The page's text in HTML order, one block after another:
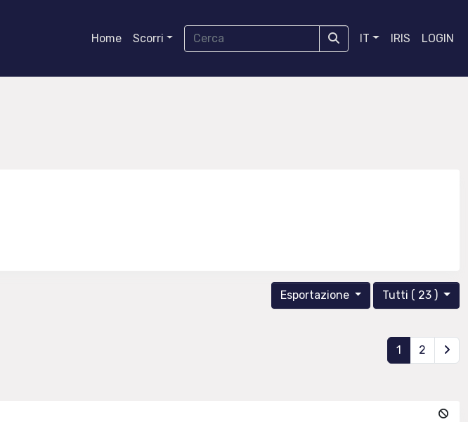
Home Scorri IT IRIS LOGIN
Tutti ( 23 )
Esportazione
1 2